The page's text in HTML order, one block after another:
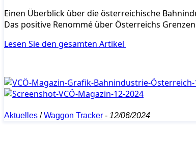
Einen Überblick über die österreichische
Das positive Renommé über Österreichs
Lesen Sie den gesamten Artikel
Aktuelles /Waggon Tracker - 12/06/2024